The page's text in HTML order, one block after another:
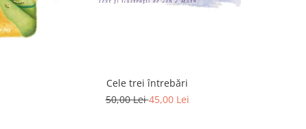
Cele trei întrebări
50,00 Lei45,00 Lei